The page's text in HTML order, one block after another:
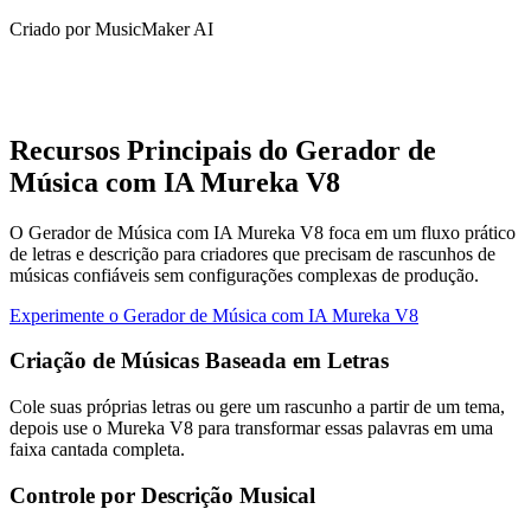
Criado por MusicMaker AI
Recursos Principais do Gerador de
Música com IA Mureka V8
O Gerador de Música com IA Mureka V8 foca em um fluxo prático
de letras e descrição para criadores que precisam de rascunhos de
músicas confiáveis sem configurações complexas de produção.
Experimente o Gerador de Música com IA Mureka V8
Criação de Músicas Baseada em Letras
Cole suas próprias letras ou gere um rascunho a partir de um tema,
depois use o Mureka V8 para transformar essas palavras em uma
faixa cantada completa.
Controle por Descrição Musical